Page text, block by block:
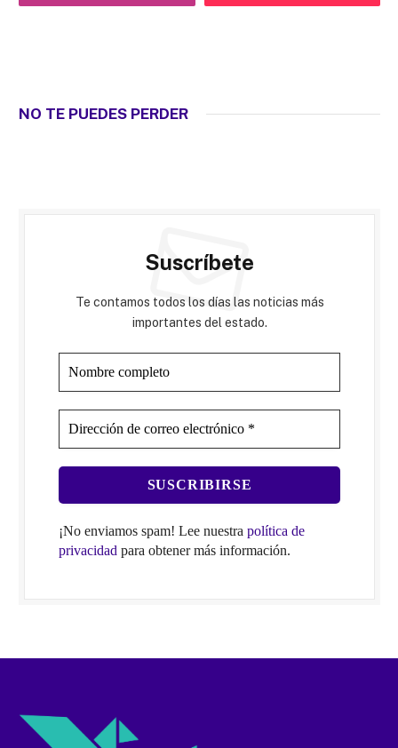
NO TE PUEDES PERDER
Suscríbete
Te contamos todos los días las noticias más
importantes del estado.
¡No enviamos spam! Lee nuestra política de
privacidad para obtener más información.